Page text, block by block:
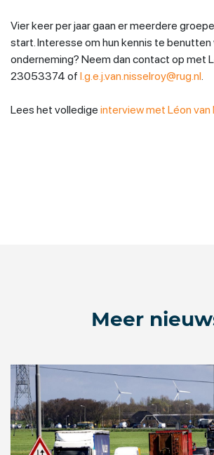
Vier keer per jaar gaan er meerdere
start. Interesse om hun kennis te benutten
onderneming? Neem dan contact op met
23053374 of l.g.e.j.van.nisselroy@rug.nl.
Lees het volledige interview met Léon van
Meer